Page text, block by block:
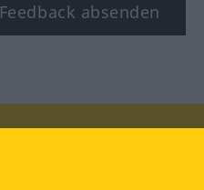
Feedback absenden